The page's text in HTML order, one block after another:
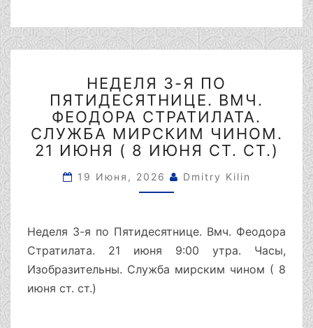
3-
Я
ПО
ПЯТИДЕСЯТНИЦЕ.
ВМЧ.
ФЕОДОРА
СТРАТИЛАТА.
СЛУЖБА
21
ИЮНЯ
(
НЕДЕЛЯ 3-Я ПО
ПЯТИДЕСЯТНИЦЕ. ВМЧ.
ФЕОДОРА СТРАТИЛАТА.
СЛУЖБА МИРСКИМ ЧИНОМ.
21 ИЮНЯ ( 8 ИЮНЯ СТ. СТ.)
19 Июня, 2026 Dmitry Kilin
Неделя 3-я по Пятидесятнице. Вмч. Феодора
Стратилата. 21 июня 9:00 утра. Часы,
Изобразительны. Служба мирским чином ( 8
июня ст. ст.)